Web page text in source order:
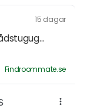
15 dagar
Findroommate.se